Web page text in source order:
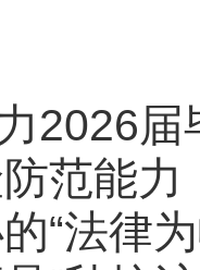
2026届
范能力
“法律